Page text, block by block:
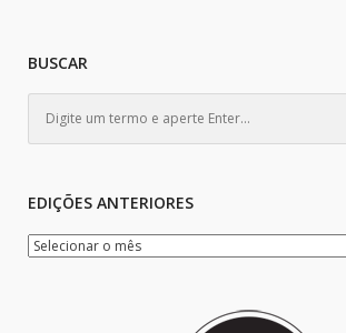
BUSCAR
EDIÇÕES ANTERIORES